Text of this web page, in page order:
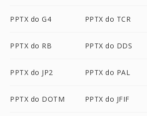
PPTX do G4 PPTX do TCR
PPTX do RB PPTX do DDS
PPTX do JP2 PPTX do PAL
PPTX do DOTM PPTX do JFIF